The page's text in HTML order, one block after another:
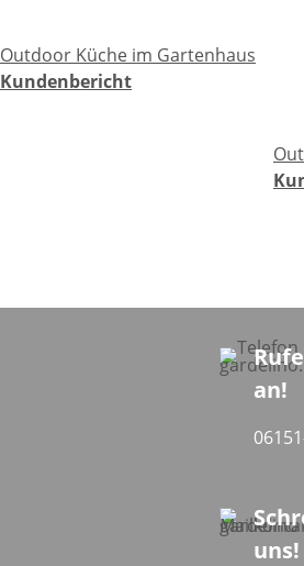
Outdoor Küche im Gartenhaus
Kundenbericht
an!
uns!